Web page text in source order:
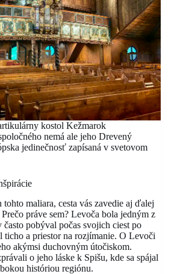
kostol Kežmarok
nemá ale jeho Drevený
jedinečnosť zapísaná v svetovom
maliara, cesta vás zavedie aj ďalej
práve sem? Levoča bola jedným z
pobýval počas svojich ciest po
ticho a priestor na rozjímanie. O Levoči
akýmsi duchovným útočiskom.
o jeho láske k Spišu, kde sa spájal
históriou regiónu.